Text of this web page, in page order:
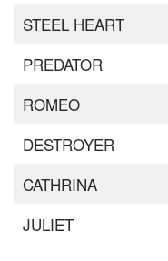
STEEL HEART
PREDATOR
ROMEO
DESTROYER
CATHRINA
JULIET